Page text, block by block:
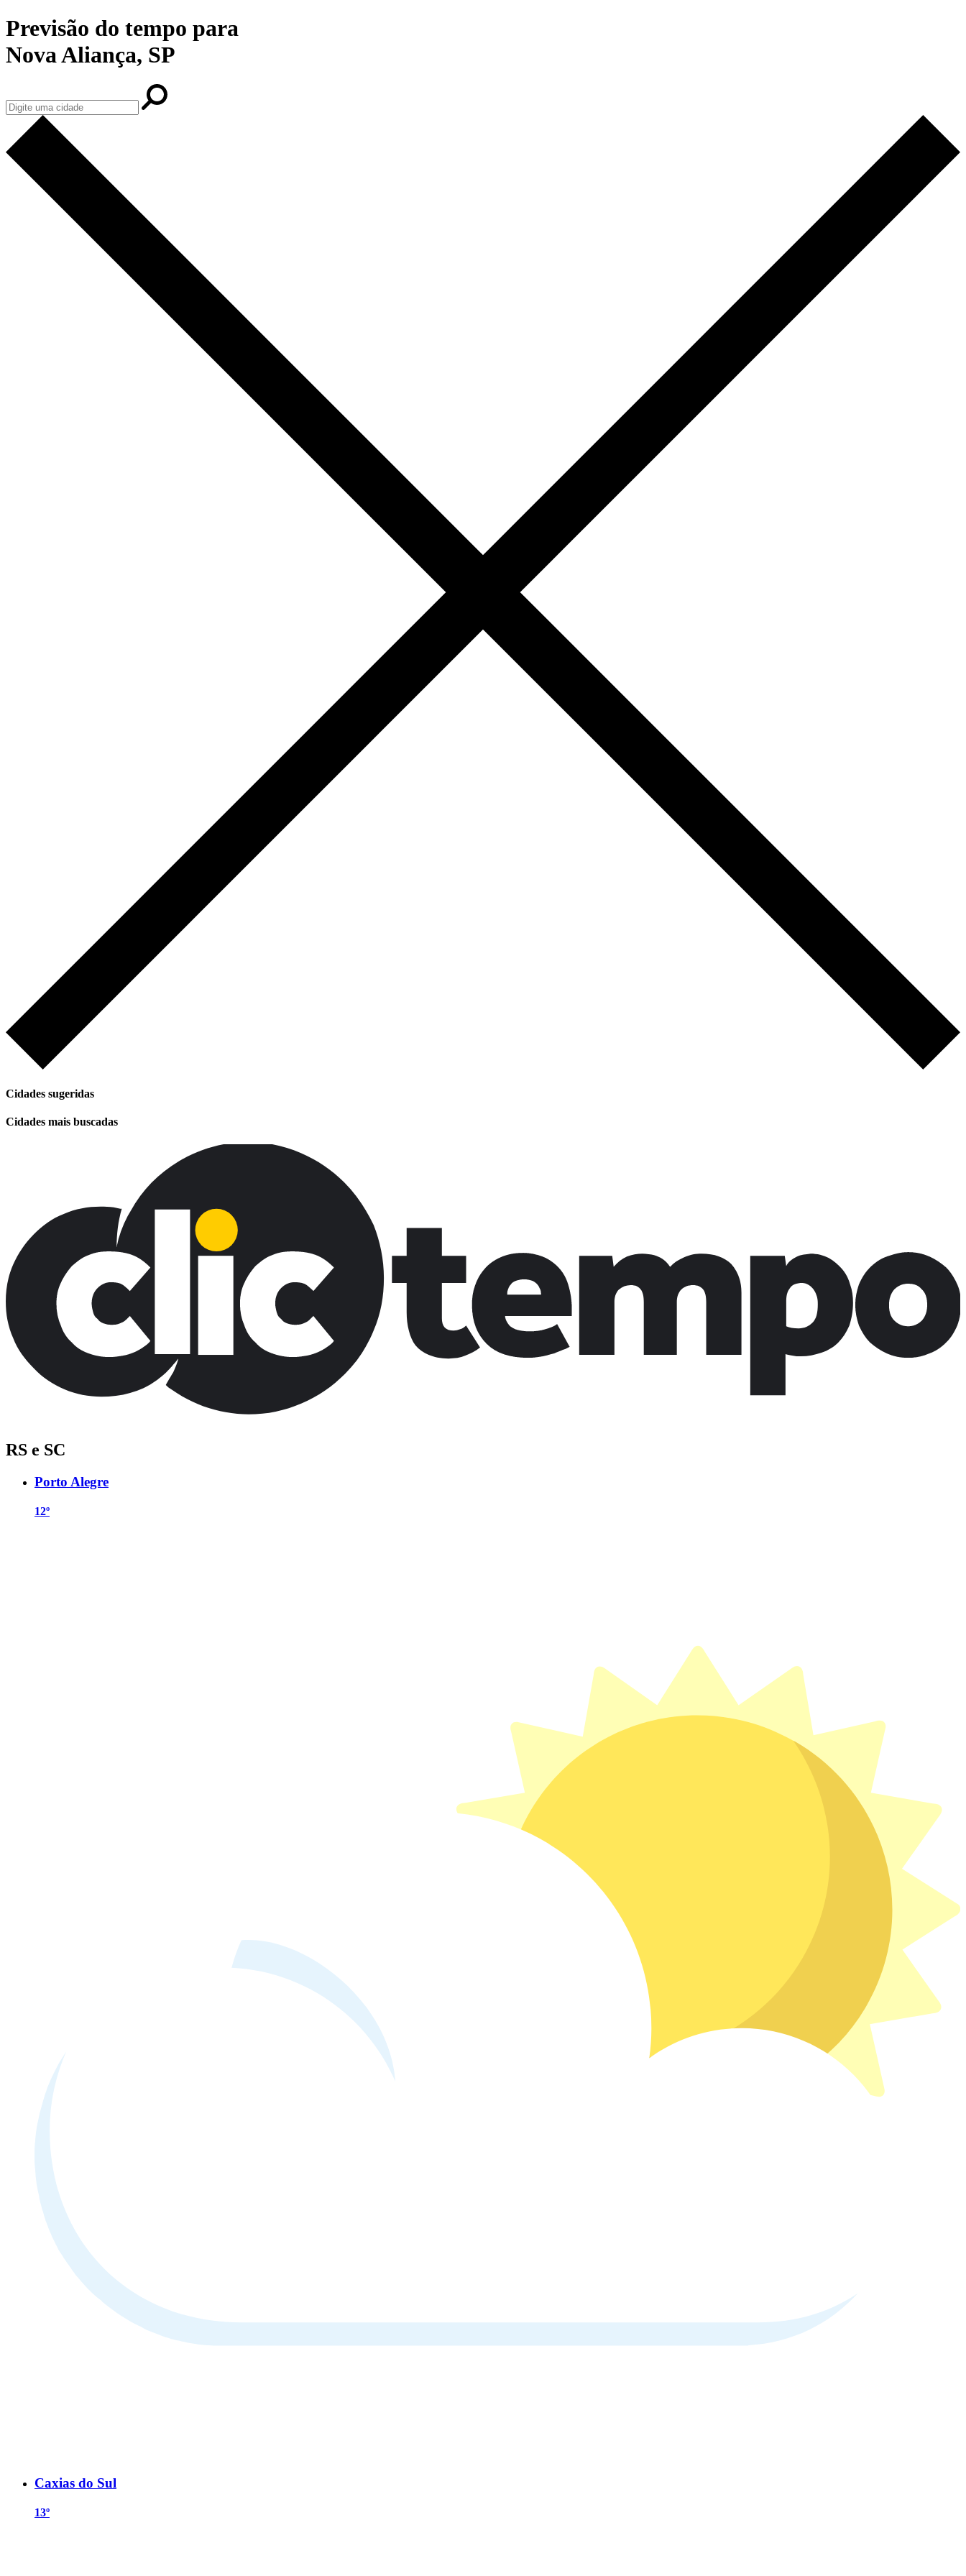
Previsão do tempo para
Nova Aliança, SP
Cidades sugeridas
Cidades mais buscadas
RS e SC
Porto Alegre
12º
Caxias do Sul
13º